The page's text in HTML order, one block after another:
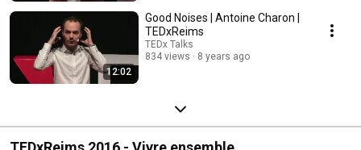
12:02
Good Noises | Antoine Charon |
TEDxReims
TEDx Talks
834 views
8 years ago